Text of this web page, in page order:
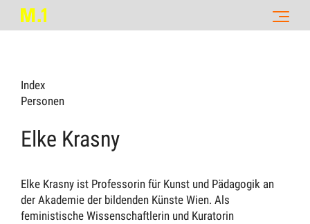
Index
Personen
Elke Krasny
Elke Krasny ist Professorin für Kunst und Pädagogik an
der Akademie der bildenden Künste Wien. Als
feministische Wissenschaftlerin und Kuratorin